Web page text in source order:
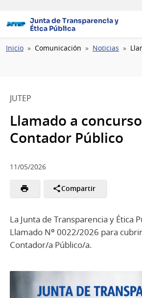
Junta de Transparencia y
Ética Pública
Ruta
Inicio Comunicación Noticias
JUTEP
Llamado a
Contador Público
11/05/2026
Compartir
La Junta de Transparencia y Ética
Llamado Nº 0022/2026 para
Contador/a Público/a.